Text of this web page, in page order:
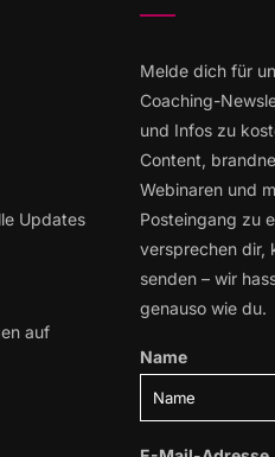
Updates
auf
Melde dich für
Coaching-
und Infos zu
Content,
Webinaren und
Posteingang zu
versprechen dir,
senden – wir
genauso wie du.
Name